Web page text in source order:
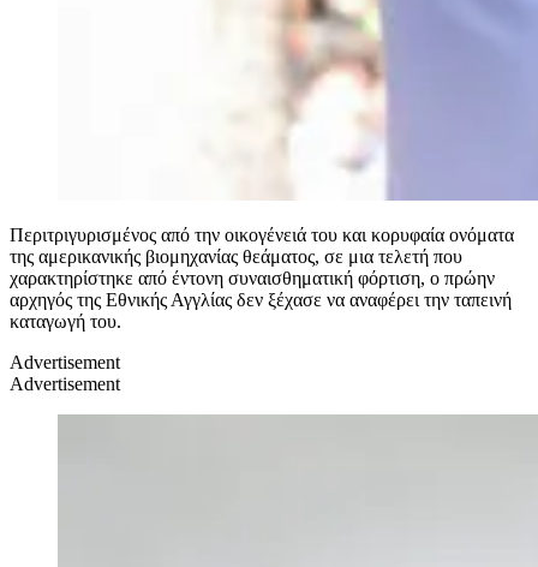
Περιτριγυρισμένος από την οικογένειά του και κορυφαία ονόματα
της αμερικανικής βιομηχανίας θεάματος, σε μια τελετή που
χαρακτηρίστηκε από έντονη συναισθηματική φόρτιση, ο πρώην
αρχηγός της Εθνικής Αγγλίας δεν ξέχασε να αναφέρει την ταπεινή
καταγωγή του.
Advertisement
Advertisement